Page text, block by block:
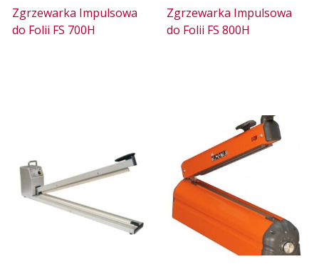
Zgrzewarka Impulsowa
do Folii FS 700H
Zgrzewarka Impulsowa
do Folii FS 800H